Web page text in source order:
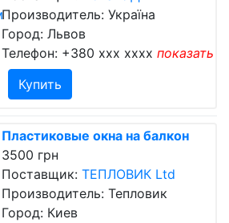
Производитель: Україна
Город: Львов
Телефон: +380 xxx xxxx показать
Купить
Пластиковые окна на балкон
3500 грн
Поставщик: ТЕПЛОВИК Ltd
Производитель: Тепловик
Город: Киев